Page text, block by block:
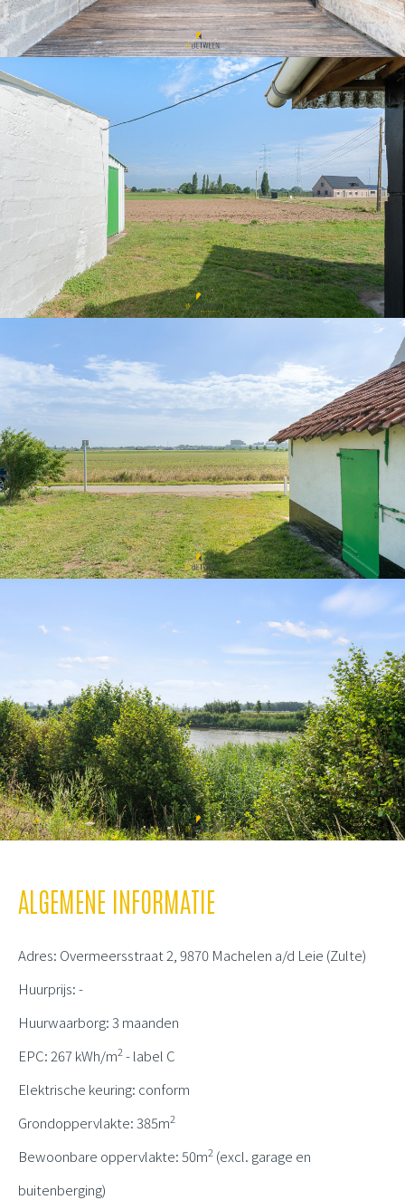
ALGEMENE INFORMATIE
Adres: Overmeersstraat 2, 9870 Machelen a/d Leie (Zulte)
Huurprijs: -
Huurwaarborg: 3 maanden
EPC: 267 kWh/m2 - label C
Elektrische keuring: conform
Grondoppervlakte: 385m2
Bewoonbare oppervlakte: 50m2 (excl. garage en
buitenberging)